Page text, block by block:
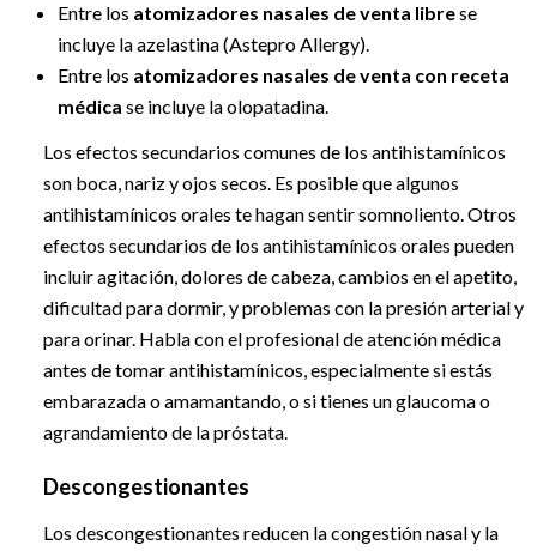
Entre los atomizadores nasales de venta librese
incluye la azelastina (Astepro Allergy).
Entre los atomizadores nasales de venta con receta
médica se incluye la olopatadina.
Los efectos secundarios comunes de los antihistamínicos
son boca, nariz y ojos secos. Es posible que algunos
antihistamínicos orales te hagan sentir somnoliento. Otros
efectos secundarios de los antihistamínicos orales pueden
incluir agitación, dolores de cabeza, cambios en el apetito,
dificultad para dormir, y problemas con la presión arterial y
para orinar. Habla con el profesional de atención médica
antes de tomar antihistamínicos, especialmente si estás
embarazada o amamantando, o si tienes un glaucoma o
agrandamiento de la próstata.
Descongestionantes
Los descongestionantes reducen la congestión nasal y la